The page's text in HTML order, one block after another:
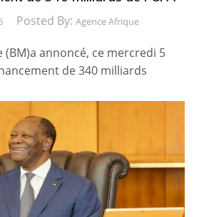
Posted By: Agence Afrique
(BM)a annoncé, ce mercredi 5
de 340 milliards